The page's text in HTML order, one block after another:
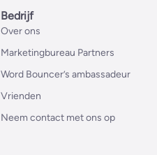
Bedrijf
Over ons
Marketingbureau Partners
Word Bouncer’s ambassadeur
Vrienden
Neem contact met ons op